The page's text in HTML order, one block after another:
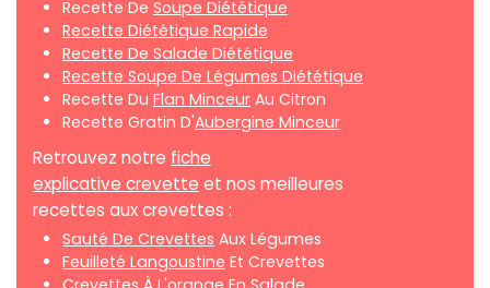
Recette De Soupe Diététique
Recette Diététique Rapide
Recette De Salade Diététique
Recette Soupe De Légumes Diététique
Recette Du Flan Minceur Au Citron
Recette Gratin D'Aubergine Minceur
Retrouvez notre fiche
explicative crevette et nos meilleures
recettes aux crevettes :
Sauté De Crevettes Aux Légumes
Feuilleté Langoustine Et Crevettes